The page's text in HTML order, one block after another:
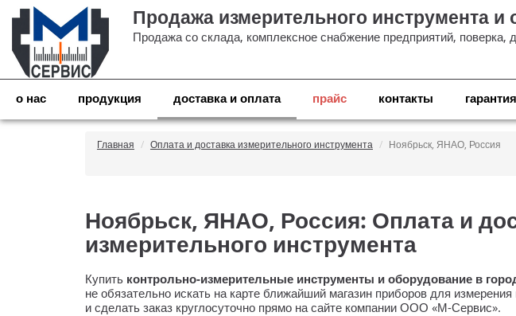
Продажа измерительного инструмента и
Продажа со склада, комплексное снабжение предприятий, поверка,
о нас продукция доставка и оплата прайс контакты гарантия
Главная Оплата и доставка измерительного инструмента Ноябрьск, ЯНАО, Россия
Ноябрьск, ЯНАО, Россия: Оплата и
измерительного инструмента
Купить контрольно-измерительныеинструменты и оборудование в
не обязательно искать на карте ближайший магазин приборов для
и сделать заказ круглосуточно прямо на сайте компании ООО «М-Сервис».